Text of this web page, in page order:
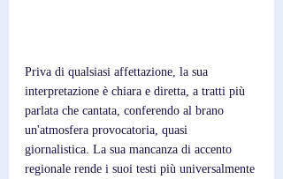
Priva di qualsiasi affettazione, la sua
interpretazione è chiara e diretta, a tratti più
parlata che cantata, conferendo al brano
un'atmosfera provocatoria, quasi
giornalistica. La sua mancanza di accento
regionale rende i suoi testi più universalmente